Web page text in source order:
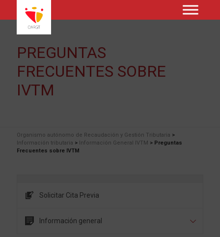
PREGUNTAS
FRECUENTES SOBRE
IVTM
Organismo autónomo de Recaudación y Gestión Tributaria >
Información tributaria > Información General IVTM > Preguntas
Frecuentes sobre IVTM
Solicitar Cita Previa
Información general